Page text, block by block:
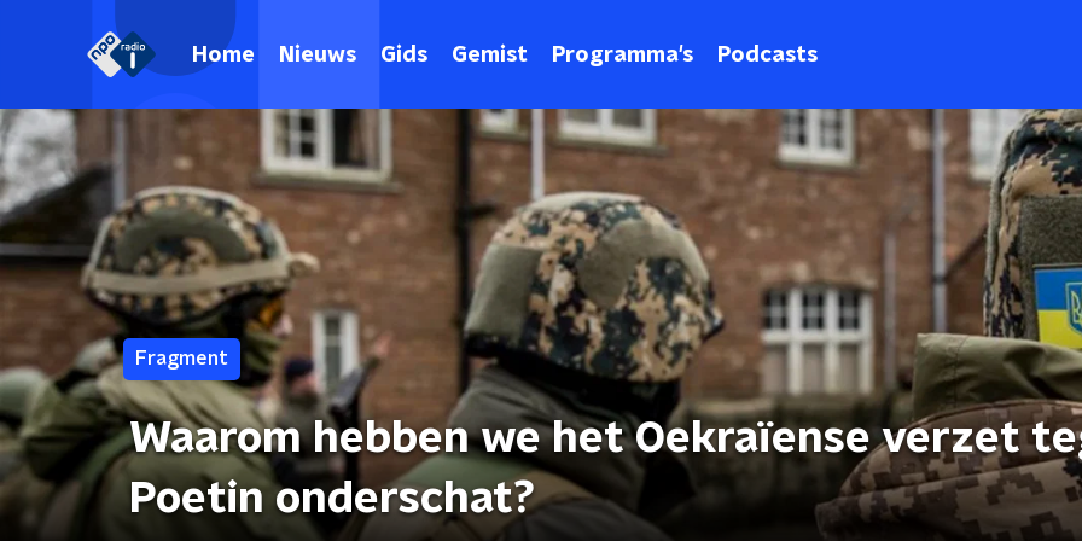
Home Nieuws Gids Gemist Programma's Podcasts
Fragment
Waarom hebben we het Oekraïense verzet
Poetin onderschat?